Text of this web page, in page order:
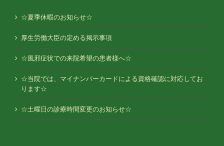
☆夏季休暇のお知らせ☆
厚生労働大臣の定める掲示事項
☆風邪症状での来院希望の患者様へ☆
☆当院では、マイナンバーカードによる資格確認に対応してお
ります☆
☆土曜日の診療時間変更のお知らせ☆